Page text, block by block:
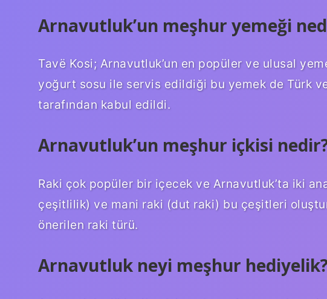
Arnavutluk’un meşhur yemeği
Tavë Kosi; Arnavutluk’un en popüler ve ulusal
yoğurt sosu ile servis edildiği bu yemek de Türk
tarafından kabul edildi.
Arnavutluk’un meşhur içkisi
Raki çok popüler bir içecek ve Arnavutluk’ta iki
çeşitlilik) ve mani raki (dut raki) bu çeşitleri
önerilen raki türü.
Arnavutluk neyi meşhur